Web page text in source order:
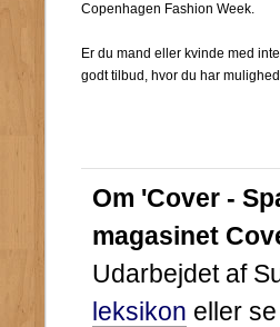
Copenhagen Fashion Week.
Er du mand eller kvinde med
godt tilbud, hvor du har
Om 'Cover -
magasinet
Udarbejdet af
leksikon eller